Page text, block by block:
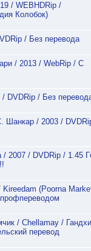
/ WEBHDRip /
Колобок)
/ Без перевода
/ 2013 / WebRip / С
DVDRip / Без
Шанкар / 2003 /
2007 / DVDRip / 1.45
(Poorna
/ Chellamay / Гандхи
перевод